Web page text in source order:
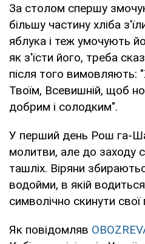
За столом спершу
більшу частину хліба
яблука і теж умочують
як з'їсти його, треба
після того вимовляють:
Твоїм, Всевишній, щоб
добрим і солодким".
У перший день Рош га-
молитви, але до заходу
ташліх. Віряни
водойми, в якій
символічно скинути свої
Як повідомляв